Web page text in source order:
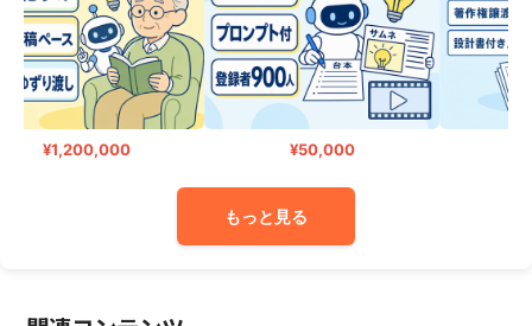
¥1,200,000 ¥50,000
もっと見る